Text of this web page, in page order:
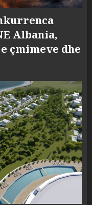
Albania,
çmimeve dhe